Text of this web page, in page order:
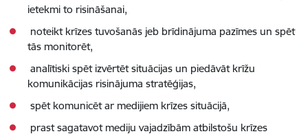
ietekmi to risināšanai,
noteikt krīzes tuvošanās jeb brīdinājuma pazīmes un spēt
tās monitorēt,
analītiski spēt izvērtēt situācijas un piedāvāt krīžu
komunikācijas risinājuma stratēģijas,
spēt komunicēt ar medijiem krīzes situācijā,
prast sagatavot mediju vajadzībām atbilstošu krīzes